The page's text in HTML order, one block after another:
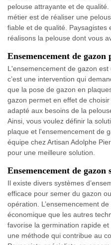
pelouse attrayante et de qualité.
métier est de réaliser une
fiable et de qualité. Paysagistes
réalisons la pelouse dont vous
Ensemencement de
L'ensemencement de gazon
c’est une intervention qui
que la pose de gazon en
gazon permet en effet de
adapté aux besoins de la
Ainsi, vous voulez définir la
plaque et l'ensemencement de
équipe chez Artisan Adolphe
pour une meilleure solution.
Ensemencement de gazon
Il existe divers systèmes
efficace pour semer du gazon
opération. L’ensemencement
économique que les autres
favorise la germination rapide et
une méthode qui contribue au